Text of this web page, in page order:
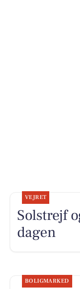
VEJRET
Solstrejf
dagen
BOLIGMARKED